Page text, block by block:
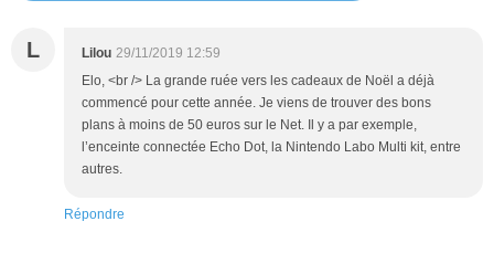
L Lilou 29/11/2019 12:59
Elo, <br /> La grande ruée vers les cadeaux de Noël a déjà
commencé pour cette année. Je viens de trouver des bons
plans à moins de 50 euros sur le Net. Il y a par exemple,
l’enceinte connectée Echo Dot, la Nintendo Labo Multi kit, entre
autres.
Répondre